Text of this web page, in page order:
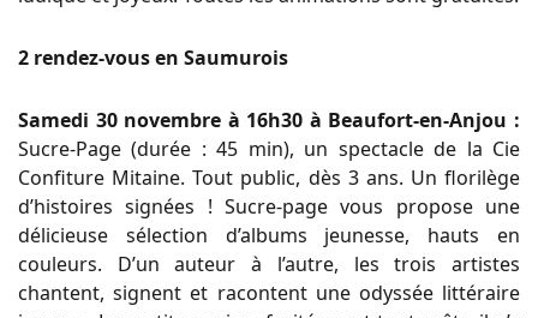
2 rendez-vous en Saumurois
Samedi 30 novembre à 16h30 à Beaufort-en-Anjou :
Sucre-Page (durée : 45 min), un spectacle de la Cie
Confiture Mitaine. Tout public, dès 3 ans. Un florilège
d’histoires signées ! Sucre-page vous propose une
délicieuse sélection d’albums jeunesse, hauts en
couleurs. D’un auteur à l’autre, les trois artistes
chantent, signent et racontent une odyssée littéraire